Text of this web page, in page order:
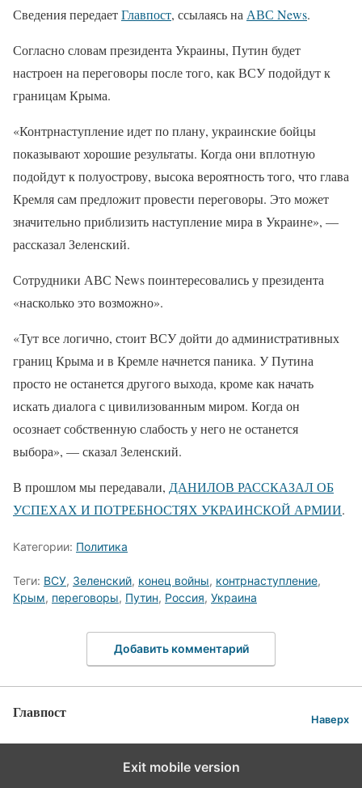
Сведения передаетГлавпост, ссылаясь на АВС News.
Согласно словам президента Украины, Путин будет
настроен на переговоры после того, как ВСУ подойдут к
границам Крыма.
«Контрнаступление идет по плану, украинские бойцы
показывают хорошие результаты. Когда они вплотную
подойдут к полуострову, высока вероятность того, что глава
Кремля сам предложит провести переговоры. Это может
значительно приблизить наступление мира в Украине», —
рассказал Зеленский.
Сотрудники АВС News поинтересовались у президента
«насколько это возможно».
«Тут все логично, стоит ВСУ дойти до административных
границ Крыма и в Кремле начнется паника. У Путина
просто не останется другого выхода, кроме как начать
искать диалога с цивилизованным миром. Когда он
осознает собственную слабость у него не останется
выбора», — сказал Зеленский.
В прошлом мы передавали, ДАНИЛОВ РАССКАЗАЛ ОБ
УСПЕХАХ И ПОТРЕБНОСТЯХ УКРАИНСКОЙ АРМИИ.
Категории: Политика
Теги: ВСУ, Зеленский, конец войны, контрнаступление,
Крым, переговоры, Путин, Россия, Украина
Добавить комментарий
Главпост Наверх
Exit mobile version